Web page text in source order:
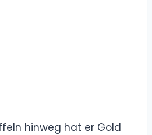
hinweg hat er Gold